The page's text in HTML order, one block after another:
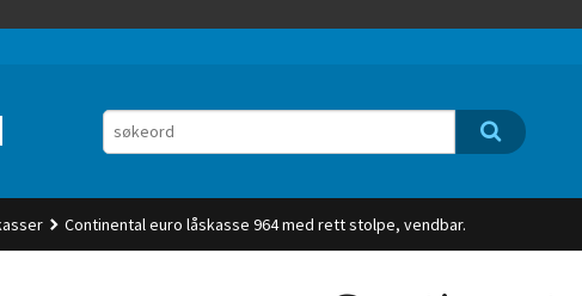
Continental euro låskasse 964 med rett stolpe, vendbar.